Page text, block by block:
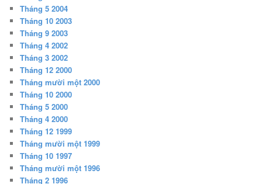
Tháng 5 2004
Tháng 10 2003
Tháng 9 2003
Tháng 4 2002
Tháng 3 2002
Tháng 12 2000
Tháng mười một 2000
Tháng 10 2000
Tháng 5 2000
Tháng 4 2000
Tháng 12 1999
Tháng mười một 1999
Tháng 10 1997
Tháng mười một 1996
Tháng 2 1996